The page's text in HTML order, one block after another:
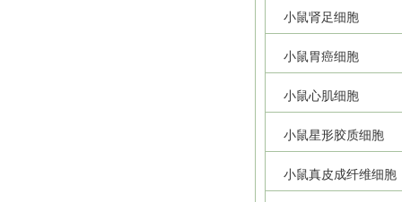
小鼠肾足细胞
小鼠胃癌细胞
小鼠心肌细胞
小鼠星形胶质细胞
小鼠真皮成纤维细胞